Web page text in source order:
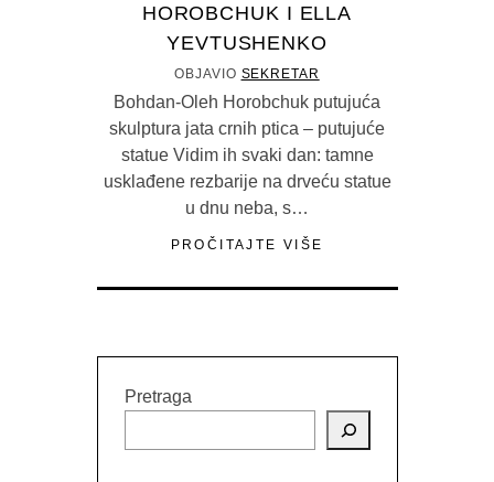
HOROBCHUK I ELLA
YEVTUSHENKO
OBJAVIO SEKRETAR
Bohdan-Oleh Horobchuk putujuća
skulptura jata crnih ptica – putujuće
statue Vidim ih svaki dan: tamne
usklađene rezbarije na drveću statue
u dnu neba, s…
PROČITAJTE VIŠE
Pretraga